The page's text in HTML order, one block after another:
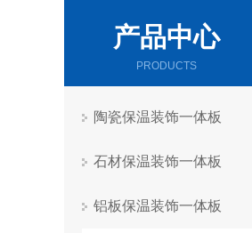
产品中心
PRODUCTS
陶瓷保温装饰一体板
石材保温装饰一体板
铝板保温装饰一体板